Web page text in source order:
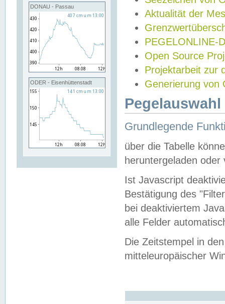
DONAU - Passau
ODER - Eisenhüttenstadt
Aktualität der
PEGELONLINE-
Open Source
Projektarbeit zur
Generierung von
Grundlegende
über die Tabelle
heruntergeladen oder
Ist Javascript
Bestätigung des
bei deaktiviertem
alle Felder
Die Zeitstempel in
mitteleuropäischer